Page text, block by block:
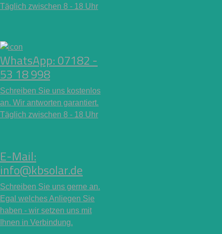
Täglich zwischen 8 - 18 Uhr
WhatsApp: 07182 -
53 18 998
Schreiben Sie uns kostenlos
an. Wir antworten garantiert.
Täglich zwischen 8 - 18 Uhr
E-Mail:
info@kbsolar.de
Schreiben Sie uns gerne an.
Egal welches Anliegen Sie
haben - wir setzen uns mit
Ihnen in Verbindung.